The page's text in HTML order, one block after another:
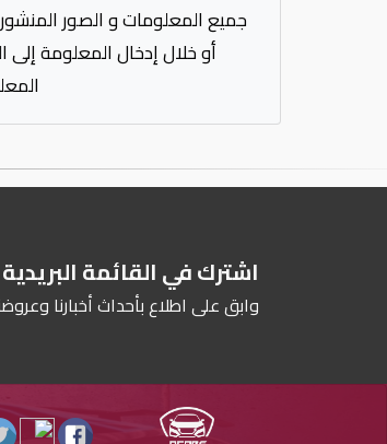
جميع المعلومات و الصور
أو خلال إدخال المعلومة
اشترك في القائمة البريدية
وابق على اطلاع بأحداث أخبارنا